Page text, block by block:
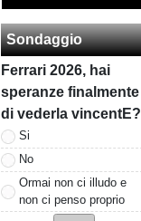
Sondaggio
Ferrari 2026, hai
speranze finalmente
di vederla vincentE?
Si
No
Ormai non ci illudo e
non ci penso proprio